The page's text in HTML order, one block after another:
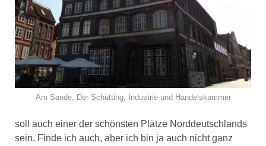
Am Sande, Der Schütting, Industrie-und Handelskammer
soll auch einer der schönsten Plätze Norddeutschlands
sein. Finde ich auch, aber ich bin ja auch nicht ganz